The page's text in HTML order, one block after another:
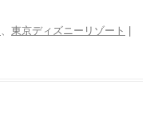
、 東京ディズニーリゾート